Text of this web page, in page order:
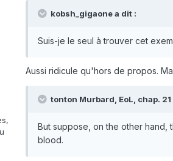
kobsh_gigaone a dit :
Suis-je le seul à trouver cet
Aussi ridicule qu'hors de propos.
tonton Murbard, EoL, chap. 21
But suppose, on the other hand,
blood.